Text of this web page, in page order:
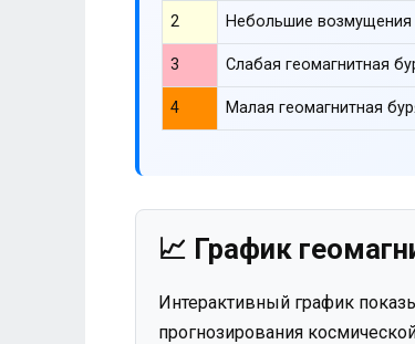
2 Небольшие возмущения
3 Слабая геомагнитная
4 Малая геомагнитная
📈 График
Интерактивный график
прогнозирования